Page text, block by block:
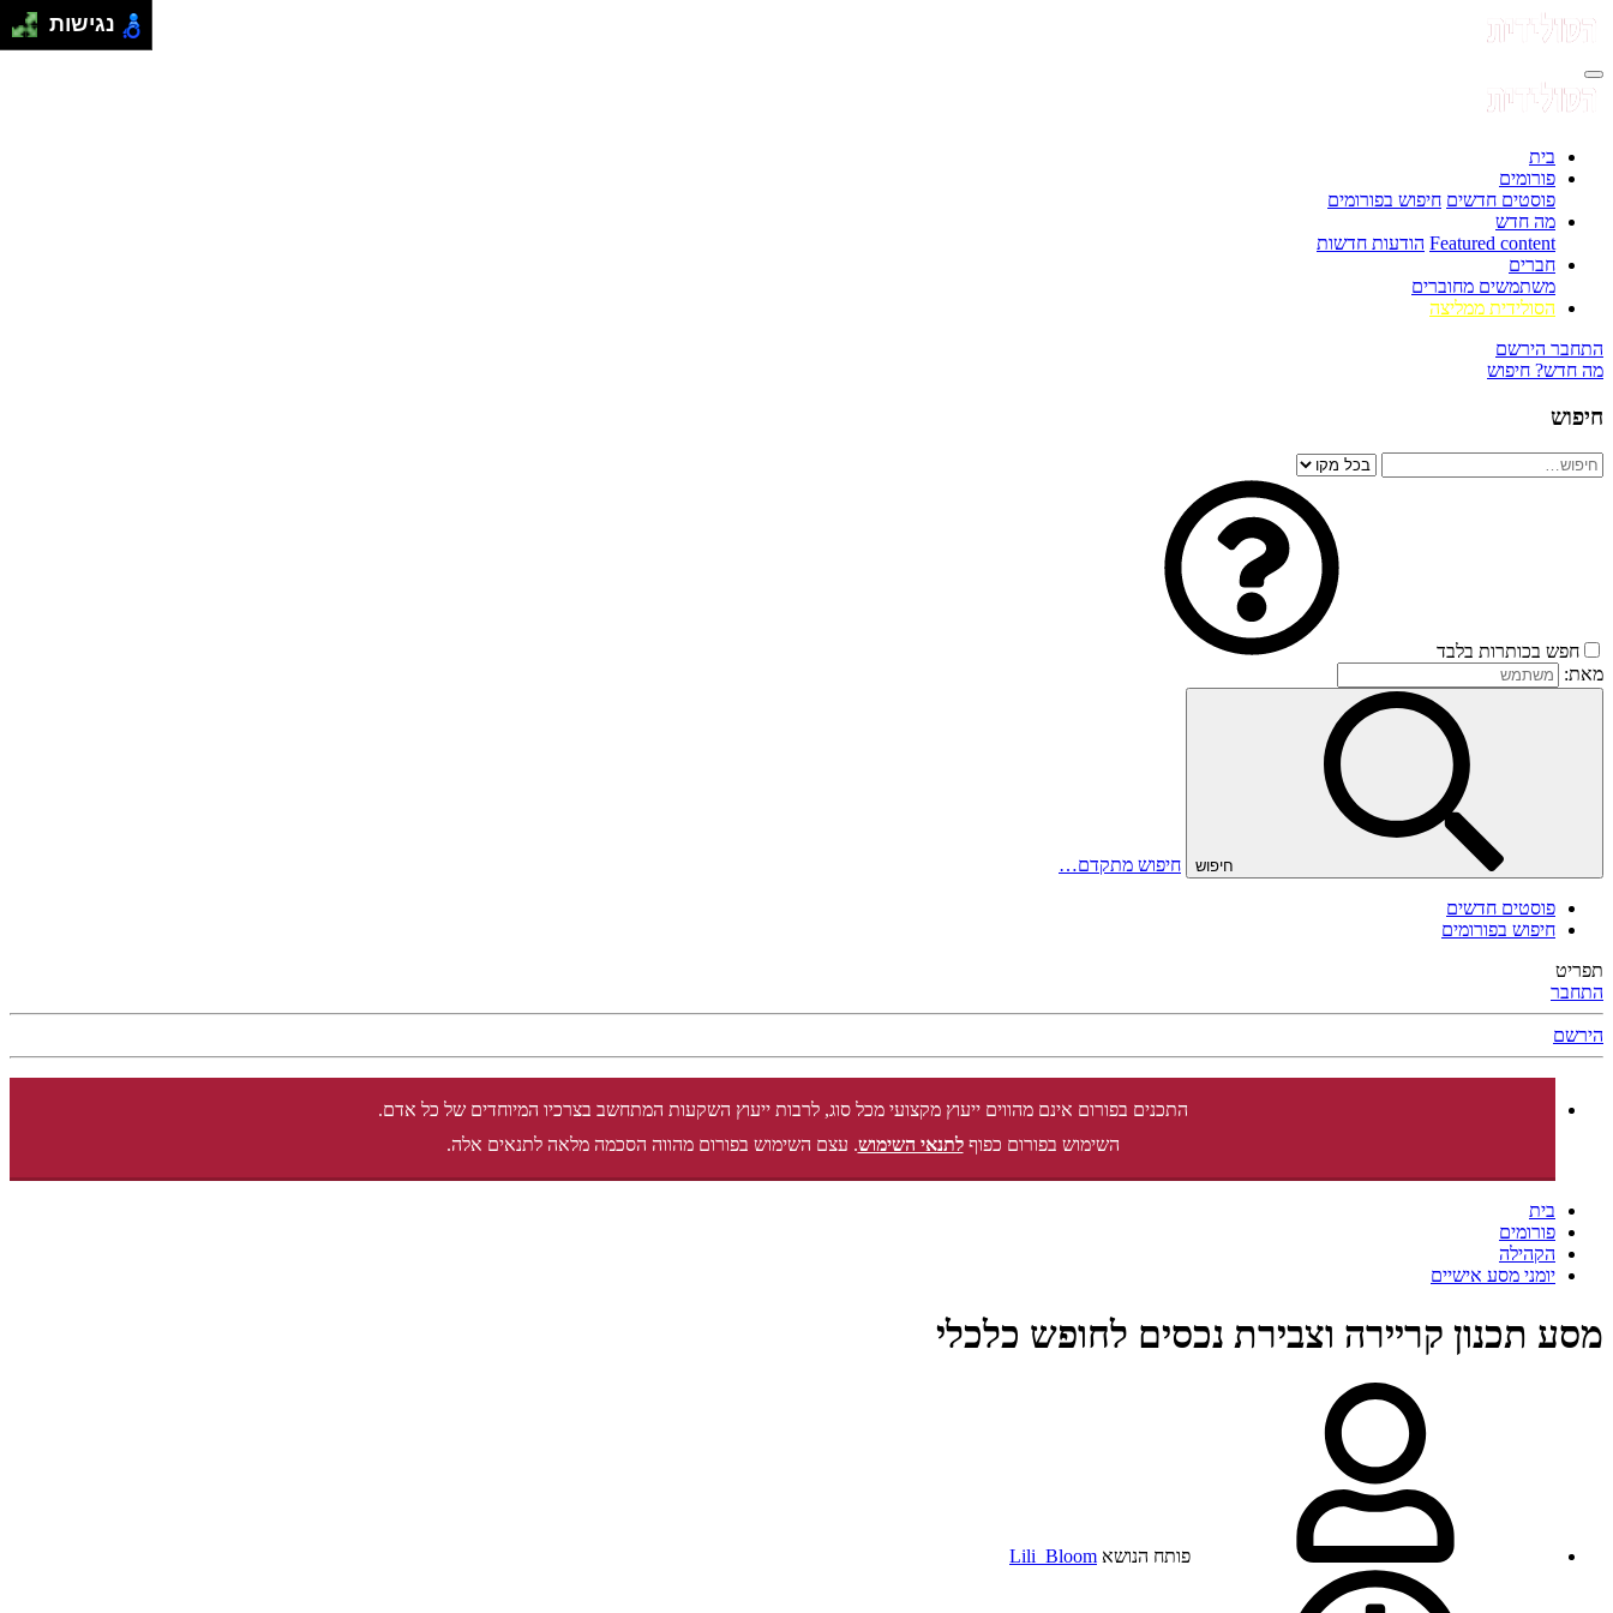
בית
פורומים
פוסטים חדשים חיפוש בפורומים
מה חדש
Featured content הודעות חדשות
חברים
משתמשים מחוברים
הסולידית ממליצה
התחבר הירשם
מה חדש? חיפוש
חיפוש
חפש בכותרות בלבד
מאת:
חיפוש חיפוש מתקדם…
פוסטים חדשים
חיפוש בפורומים
תפריט
התחבר
הירשם
התכנים בפורום אינם מהווים ייעוץ מקצועי מכל סוג, לרבות ייעוץ השקעות המתחשב בצרכיו המיוחדים של כל אדם.
השימוש בפורום כפוףלתנאי השימוש. עצם השימוש בפורום מהווה הסכמה מלאה לתנאים אלה.
בית
פורומים
הקהילה
יומני מסע אישיים
מסע תכנון קריירה וצבירת נכסים לחופש כלכלי
פותח הנושא Lili_Bloom
נגישות